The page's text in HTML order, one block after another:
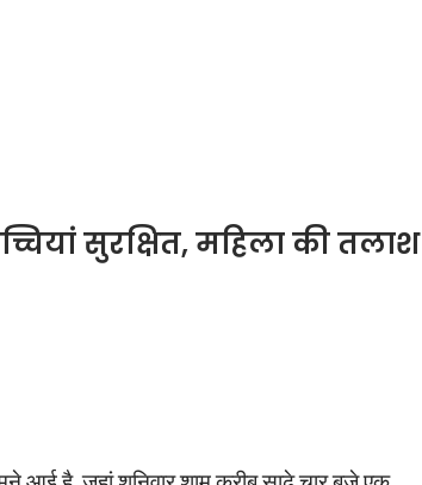
सुरक्षित, महिला की तलाश